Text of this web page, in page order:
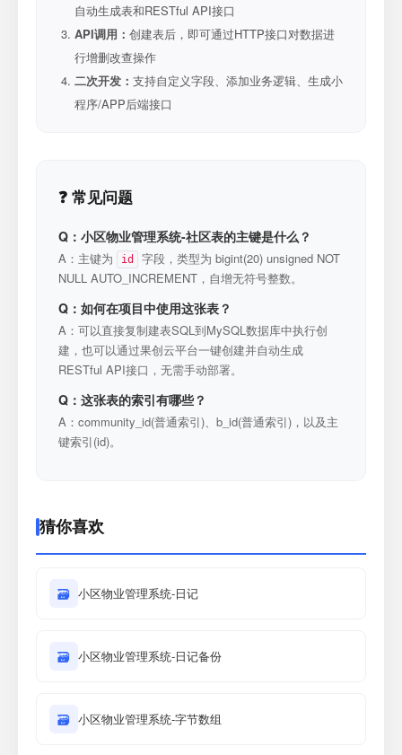
自动生成表和RESTful API接口
API调用： 创建表后，即可通过HTTP接口对数据进
行增删改查操作
二次开发： 支持自定义字段、添加业务逻辑、生成小
程序/APP后端接口
❓ 常见问题
Q：小区物业管理系统-社区表的主键是什么？
A：主键为 id
字段，类型为 bigint(20) unsigned NOT
NULL AUTO_INCREMENT，自增无符号整数。
Q：如何在项目中使用这张表？
A：可以直接复制建表SQL到MySQL数据库中执行创
建，也可以通过果创云平台一键创建并自动生成
RESTful API接口，无需手动部署。
Q：这张表的索引有哪些？
A：community_id(普通索引)、b_id(普通索引)，以及主
键索引(id)。
猜你喜欢
🗃 小区物业管理系统-日记
🗃 小区物业管理系统-日记备份
🗃 小区物业管理系统-字节数组